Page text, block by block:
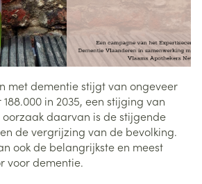
met dementie stijgt van ongeveer
188.000 in 2035, een stijging van
oorzaak daarvan is de stijgende
de vergrijzing van de bevolking.
ook de belangrijkste en meest
voor dementie.